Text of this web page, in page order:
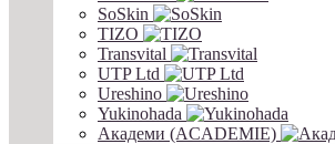
SoSkin
TIZO
Transvital
UTP Ltd
Ureshino
Yukinohada
Академи (ACADEMIE)